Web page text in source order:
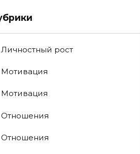
Личностный рост
Мотивация
Мотивация
Отношения
Отношения